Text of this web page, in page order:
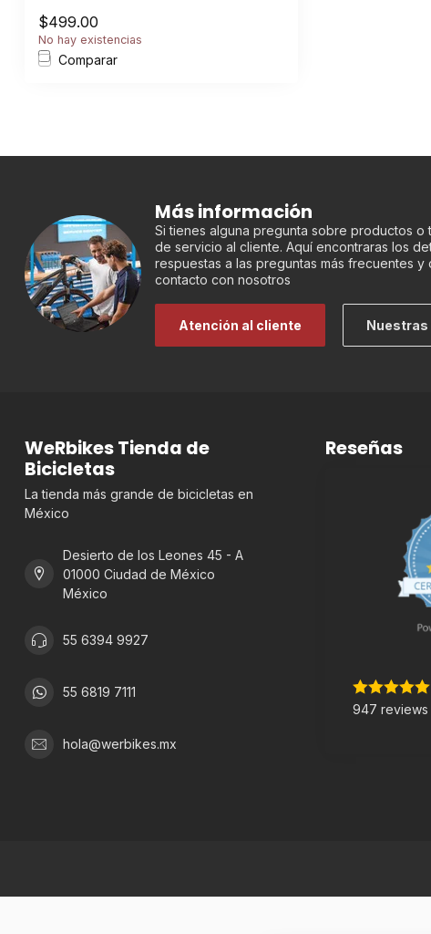
$499.00
No hay existencias
Comparar
Más información
Si tienes alguna pregunta sobre productos o
de servicio al cliente. Aquí encontraras los
respuestas a las preguntas más frecuentes
contacto con nosotros
Atención al cliente Nuestras
WeRbikes Tienda de
Bicicletas
La tienda más grande de bicicletas en
México
Desierto de los Leones 45 - A
01000 Ciudad de México
México
55 6394 9927
55 6819 7111
hola@werbikes.mx
Reseñas
947 reviews